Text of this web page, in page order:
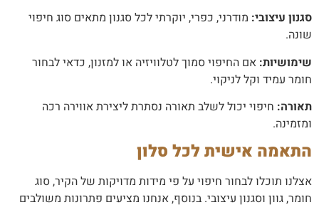
סגנון עיצובי: מודרני, כפרי, יוקרתי לכל סגנון מתאים סוג חיפוי
שונה.
שימושיות: אם החיפוי סמוך לטלוויזיה או למזנון, כדאי לבחור
חומר עמיד וקל לניקוי.
תאורה: חיפוי יכול לשלב תאורה נסתרת ליצירת אווירה רכה
ומזמינה.
התאמה אישית לכל סלון
אצלנו תוכלו לבחור חיפוי על פי מידות מדויקות של הקיר, סוג
חומר, גוון וסגנון עיצובי. בנוסף, אנחנו מציעים פתרונות משולבים